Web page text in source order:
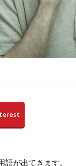
が出てきます。